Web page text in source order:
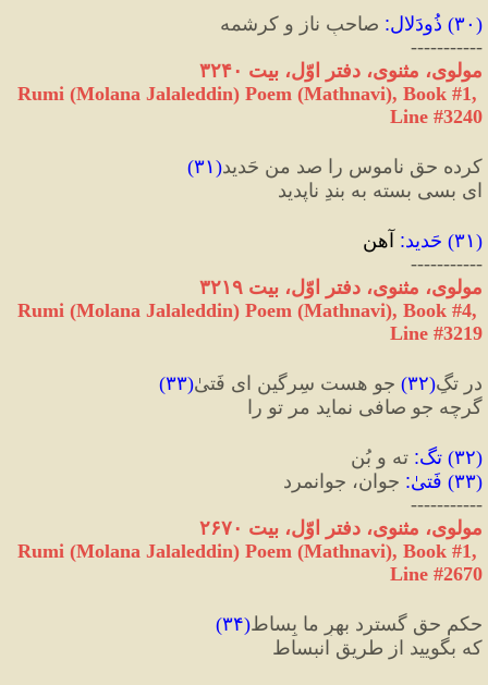
( ۳۰) ذُودَلال: صاحبِ ناز و کرشمه
-----------
مولوی، مثنوی، دفتر اوّل، بیت ۳۲۴۰
Rumi (Molana Jalaleddin) Poem (Mathnavi), Book #1,
Line #3240
کرده حق ناموس را صد من حَدید(۳۱)
ای بسی بسته به بندِ ناپدید
(۳۱) حَدید: آهن
-----------
مولوی، مثنوی، دفتر اوّل، بیت ۳۲۱۹
Rumi (Molana Jalaleddin) Poem (Mathnavi), Book #4,
Line #3219
در تگِ(۳۲) جو هست سِرگین ای فَتیٰ(۳۳)
گرچه جو صافی نماید مر تو را
(۳۲) تگ: ته و بُن
(۳۳) فَتیٰ: جوان، جوانمرد
-----------
مولوی، مثنوی، دفتر اوّل، بیت ۲۶۷۰
Rumi (Molana Jalaleddin) Poem (Mathnavi), Book #1,
Line #2670
حکمِ حق گسترد بهرِ ما بِساط(۳۴)
که بگویید از طریقِ انبساط